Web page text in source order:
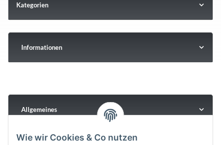
Kategorien
Informationen
Allgemeines
Wie wir Cookies & Co nutzen